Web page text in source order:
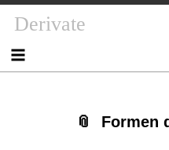
Derivate
Formen